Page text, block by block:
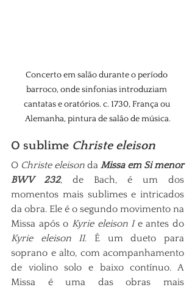
Concerto em salão durante o período
barroco, onde sinfonias introduziam
cantatas e oratórios. c. 1730, França ou
Alemanha, pintura de salão de música.
O sublime Christe eleison
O Christe eleison da Missa em Si menor
BWV 232, de Bach, é um dos
momentos mais sublimes e intricados
da obra. Ele é o segundo movimento na
Missa após o Kyrie eleison I
Kyrie eleison II. É um dueto para
soprano e alto, com acompanhamento
de violino solo e baixo contínuo. A
Missa é uma das obras mais